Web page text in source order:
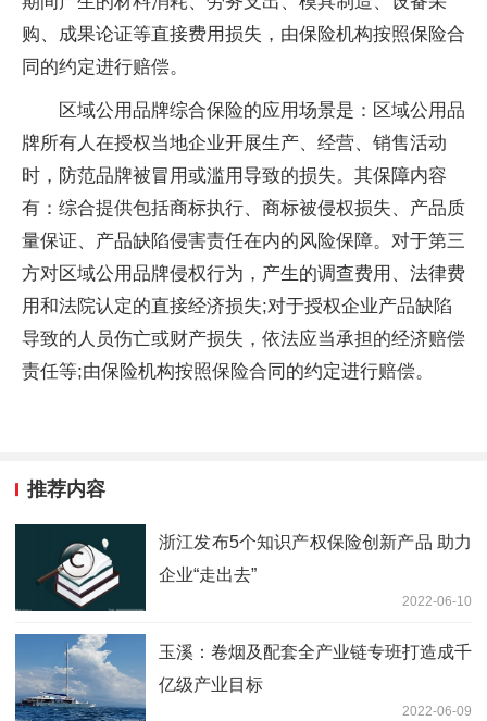
购、成果论证等直接费用损失，由保险机构按照保险合
同的约定进行赔偿。
区域公用品牌综合保险的应用场景是：区域公用品
牌所有人在授权当地企业开展生产、经营、销售活动
时，防范品牌被冒用或滥用导致的损失。其保障内容
有：综合提供包括商标执行、商标被侵权损失、产品质
量保证、产品缺陷侵害责任在内的风险保障。对于第三
方对区域公用品牌侵权行为，产生的调查费用、法律费
用和法院认定的直接经济损失;对于授权企业产品缺陷
导致的人员伤亡或财产损失，依法应当承担的经济赔偿
责任等;由保险机构按照保险合同的约定进行赔偿。
推荐内容
浙江发布5个知识产权保险创新产品 助力
企业“走出去”
2022-06-10
玉溪：卷烟及配套全产业链专班打造成千
亿级产业目标
2022-06-09